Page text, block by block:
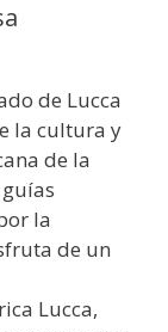
de Lucca
la cultura y
de la
la
de un
Lucca,